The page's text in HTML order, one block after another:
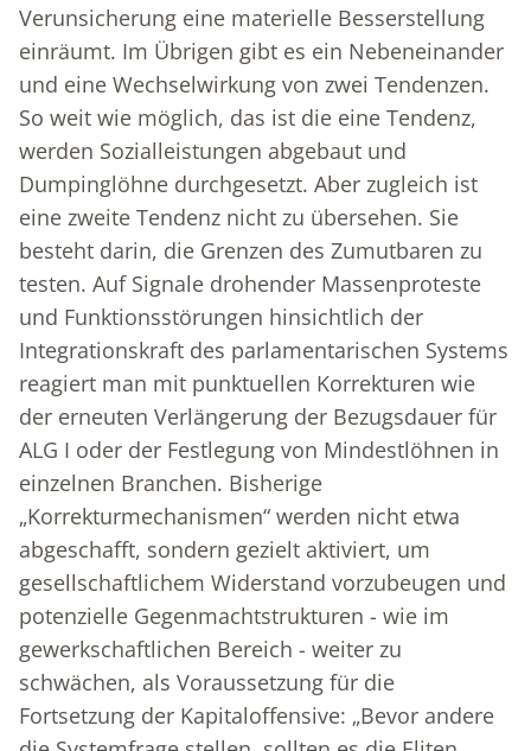
Verunsicherung eine materielle Besserstellung
einräumt. Im Übrigen gibt es ein Nebeneinander
und eine Wechselwirkung von zwei Tendenzen.
So weit wie möglich, das ist die eine Tendenz,
werden Sozialleistungen abgebaut und
Dumpinglöhne durchgesetzt. Aber zugleich ist
eine zweite Tendenz nicht zu übersehen. Sie
besteht darin, die Grenzen des Zumutbaren zu
testen. Auf Signale drohender Massenproteste
und Funktionsstörungen hinsichtlich der
Integrationskraft des parlamentarischen Systems
reagiert man mit punktuellen Korrekturen wie
der erneuten Verlängerung der Bezugsdauer für
ALG I oder der Festlegung von Mindestlöhnen in
einzelnen Branchen. Bisherige
„Korrekturmechanismen“ werden nicht etwa
abgeschafft, sondern gezielt aktiviert, um
gesellschaftlichem Widerstand vorzubeugen und
potenzielle Gegenmachtstrukturen - wie im
gewerkschaftlichen Bereich - weiter zu
schwächen, als Voraussetzung für die
Fortsetzung der Kapitaloffensive: „Bevor andere